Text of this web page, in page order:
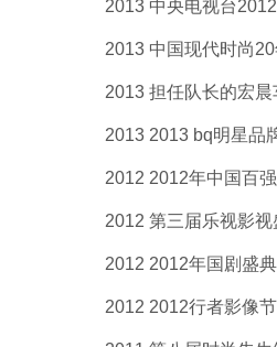
2013 中央电视台2012
2013 中国现代时尚20
2013 担任队长的宏晨
2013 2013 bq明星品牌
2012 2012年中国百强
2012 第三届乐视影视
2012 2012年国剧盛典,
2012 2012行者影像节,